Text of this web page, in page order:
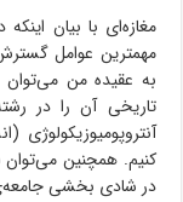
مغازه‌ای با بیان
مهمترین عوامل
به عقیده من
تاریخی آن را در
کنیم. همچنین می‌توان
در شادی بخشی